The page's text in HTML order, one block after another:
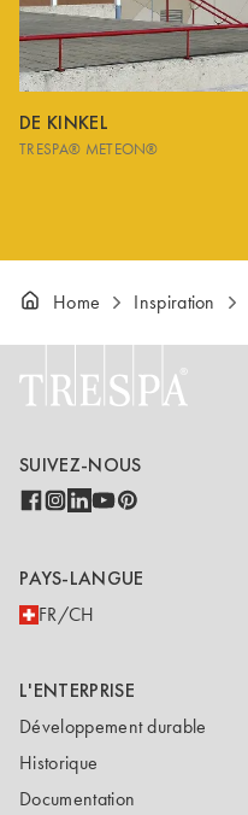
DE KINKEL
TRESPA® METEON®
Home Inspiration
SUIVEZ-NOUS
PAYS-LANGUE
FR/CH
L'ENTERPRISE
Développement durable
Historique
Documentation